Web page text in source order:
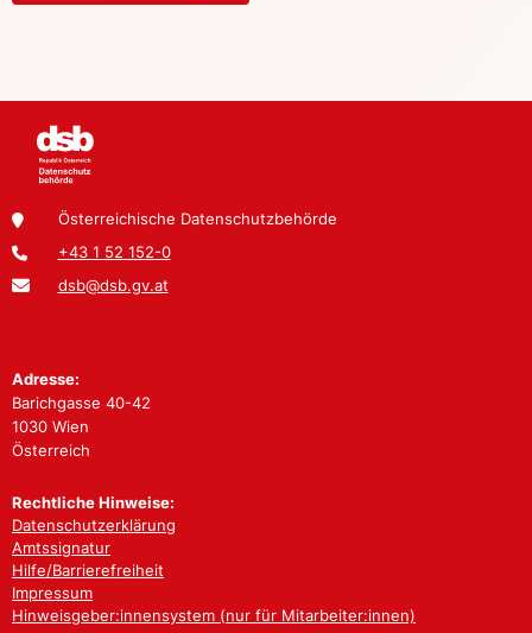
Österreichische Datenschutzbehörde
+43 1 52 152-0
dsb@dsb.gv.at
Adresse:
Barichgasse 40-42
1030 Wien
Österreich
Rechtliche Hinweise:
Datenschutzerklärung
Amtssignatur
Hilfe/Barrierefreiheit
Impressum
Hinweisgeber:innensystem (nur für Mitarbeiter:innen)